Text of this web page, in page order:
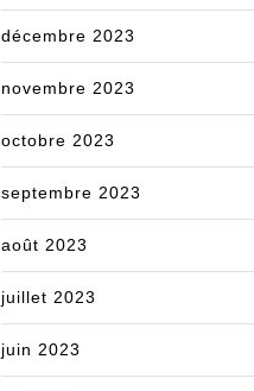
décembre 2023
novembre 2023
octobre 2023
septembre 2023
août 2023
juillet 2023
juin 2023